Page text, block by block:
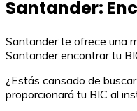
Santander:
Santander te ofrece una
Santander encontrar tu
¿Estás cansado de
proporcionará tu BIC al